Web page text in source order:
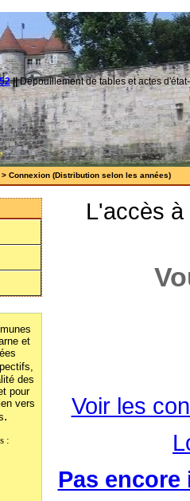
||Dépouillement de tables et actes
> Connexion (Distribution selon les années)
et
des
pour
vers
.
:
L'accès
Voir les
Pas